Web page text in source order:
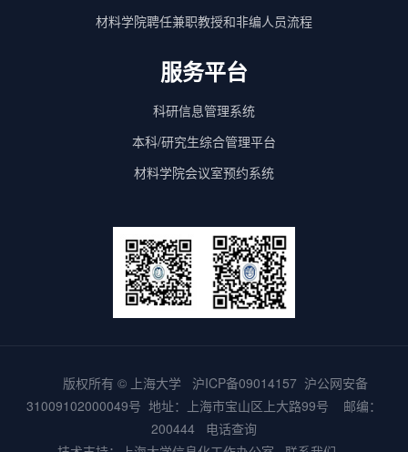
材料学院聘任兼职教授和非编人员流程
服务平台
科研信息管理系统
本科/研究生综合管理平台
材料学院会议室预约系统
版权所有 ©上海大学 沪ICP备09014157 沪公网安备
31009102000049号 地址：上海市宝山区上大路99号 邮编：
200444 电话查询